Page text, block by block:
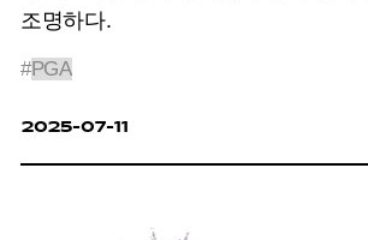
조명하다.
#PGA
2025-07-11